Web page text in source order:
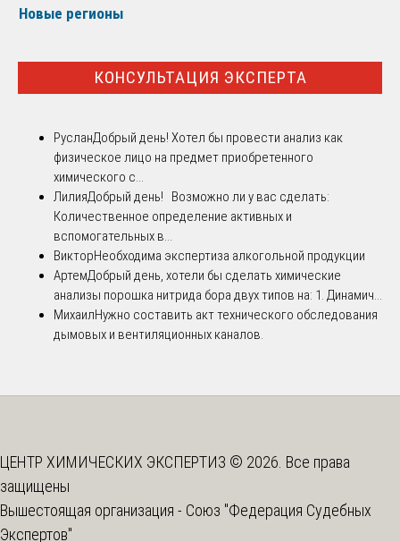
Новые регионы
КОНСУЛЬТАЦИЯ ЭКСПЕРТА
РусланДобрый день! Хотел бы провести анализ как
физическое лицо на предмет приобретенного
химического с...
ЛилияДобрый день! Возможно ли у вас сделать:
Количественное определение активных и
вспомогательных в...
ВикторНеобходима экспертиза алкогольной продукции
АртемДобрый день, хотели бы сделать химические
анализы порошка нитрида бора двух типов на: 1. Динамич...
МихаилНужно составить акт технического обследования
дымовых и вентиляционных каналов.
ЦЕНТР ХИМИЧЕСКИХ ЭКСПЕРТИЗ © 2026. Все права
защищены
Вышестоящая организация - Союз "Федерация Судебных
Экспертов"